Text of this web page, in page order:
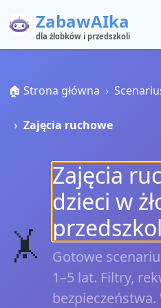
ZabawAIka
dla żłobków i przedszkoli
🏠 Strona główna
Zajęcia ruchowe
🤸
Zajęcia
dzieci w
Gotowe
1–5 lat. Filtry,